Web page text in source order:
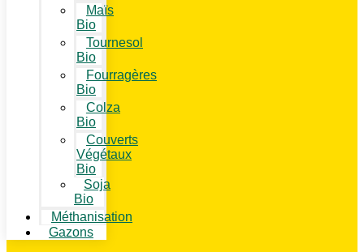
Maïs
Bio
Tournesol
Bio
Fourragères
Bio
Colza
Bio
Couverts
Végétaux
Bio
Soja
Bio
Méthanisation
Gazons